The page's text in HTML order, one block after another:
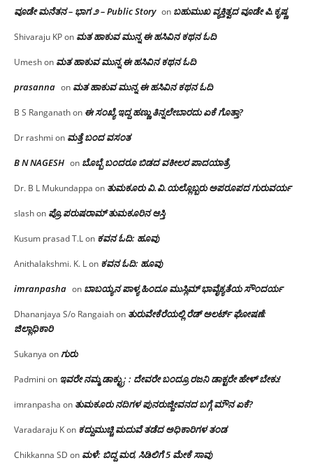
ವೂಡೇ ಮನೆತನ – ಭಾಗ ೨ – Public Story on ಬಹುಮುಖ ವ್ಯಕ್ತಿತ್ವದ ವೂಡೇ ಪಿ.ಕೃಷ್ಣ
Shivaraju KPon ಮತ ಹಾಕುವ ಮುನ್ನ ಈ ಹಸಿವಿನ ಕಥನ ಓದಿ
Umeshon ಮತ ಹಾಕುವ ಮುನ್ನ ಈ ಹಸಿವಿನ ಕಥನ ಓದಿ
prasanna on ಮತ ಹಾಕುವ ಮುನ್ನ ಈ ಹಸಿವಿನ ಕಥನ ಓದಿ
B S Ranganathon ಈ ಸಂಖ್ಯೆ ಇದ್ದ ಹಣ್ಣು ತಿನ್ನಲೇಬಾರದು ಏಕೆ ಗೊತ್ತಾ?
Dr rashmi on ಮತ್ತೆ ಬಂದ ವಸಂತ
B N NAGESH on ಬೊಬ್ಬೆ ಬಂದರೂ ಬಿಡದ ವಕೀಲರ ಪಾದಯಾತ್ರೆ
Dr. B L Mukundappa on ತುಮಕೂರು‌ ವಿ.ವಿ.ಯಲ್ಲೊಬ್ಬರು ಅಪರೂಪದ ಗುರುವರ್ಯ
slashon ಪ್ರೊ.ಪರುಷರಾಮ್ ತುಮಕೂರಿನ ಆಸ್ತಿ
Kusum prasad T.Lon ಕವನ ಓದಿ: ಹೂವು
Anithalakshmi. K. Lon ಕವನ ಓದಿ: ಹೂವು
imranpasha on ಬಾಬಯ್ಯನ ಪಾಳ್ಯ ಹಿಂದೂ ಮುಸ್ಲಿಮ್ ಭಾವೈಕ್ಯತೆಯ ಸೌಂದರ್ಯ
Dhananjaya S/o Rangaiahon ತುರುವೇಕೆರೆಯಲ್ಲಿ ರೆಡ್ ಅಲರ್ಟ್ ಘೋಷಣೆ:
ಜಿಲ್ಲಾಧಿಕಾರಿ
Sukanya onಗುರು
Padmini on ಇವರೇ ನಮ್ಮ ಡಾಕ್ಟ್ರು; : ದೇವರೇ ಬಂದ್ರೂ ರಜನಿ ಡಾಕ್ಟರೇ ಹೇಳ್ ಬೇಕು!
imranpasha on ತುಮಕೂರು ನದಿಗಳ ಪುನರುಜ್ಜೀವನದ ಬಗ್ಗೆ ಮೌನ ಏಕೆ?
Varadaraju Kon ಕದ್ದುಮುಚ್ಚಿ ಮದುವೆ ತಡೆದ ಅಧಿಕಾರಿಗಳ ತಂಡ
Chikkanna SD on ಮಳೆ: ಬಿದ್ದ ಮರ, ಸಿಡಿಲಿಗೆ 5 ಮೇಕೆ ಸಾವು